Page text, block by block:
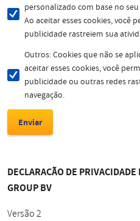
personalizado com base no
Ao aceitar esses cookies, você
publicidade rastreiem sua
Outros: Cookies que não se
aceitar esses cookies, você
publicidade ou outras redes
navegação.
DECLARAÇÃO DE
GROUP BV
Versão 2